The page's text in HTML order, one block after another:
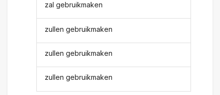
zal gebruikmaken
zullen gebruikmaken
zullen gebruikmaken
zullen gebruikmaken